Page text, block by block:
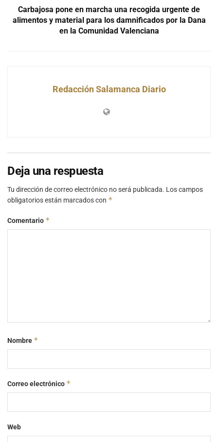
Carbajosa pone en marcha una recogida urgente de
alimentos y material para los damnificados por la Dana
en la Comunidad Valenciana
Redacción Salamanca Diario
Deja una respuesta
Tu dirección de correo electrónico no será publicada. Los campos
obligatorios están marcados con *
Comentario *
Nombre *
Correo electrónico *
Web